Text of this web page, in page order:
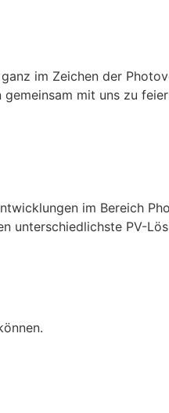
im Zeichen der
mit uns zu
im Bereich
unterschiedlichste PV-